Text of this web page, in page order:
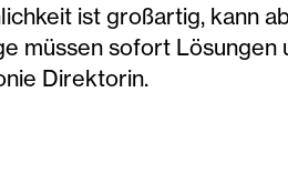
ist großartig, kann
müssen sofort Lösungen
Direktorin.